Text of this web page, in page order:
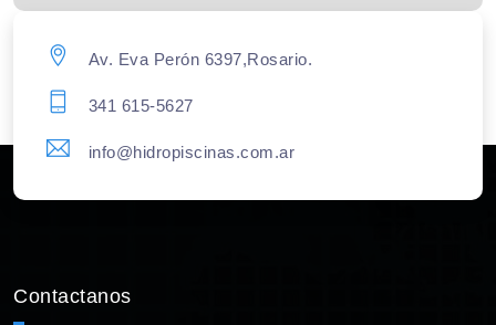
Av. Eva Perón 6397,Rosario.
341 615-5627
info@hidropiscinas.com.ar
Contactanos